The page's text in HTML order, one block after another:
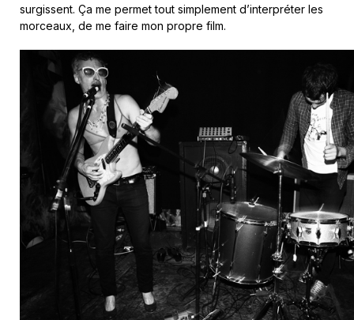
surgissent. Ça me permet tout simplement d’interpréter les
morceaux, de me faire mon propre film.